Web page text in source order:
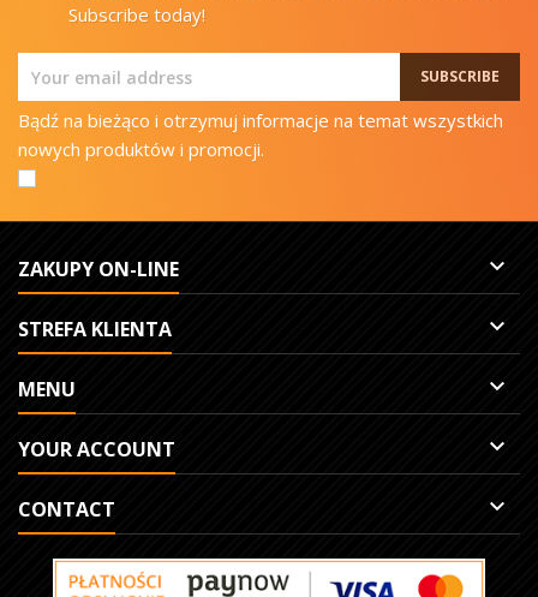
Subscribe today!
Bądź na bieżąco i otrzymuj informacje na temat wszystkich
nowych produktów i promocji.
ZAKUPY ON-LINE 
STREFA KLIENTA 
MENU 
YOUR ACCOUNT 
CONTACT 